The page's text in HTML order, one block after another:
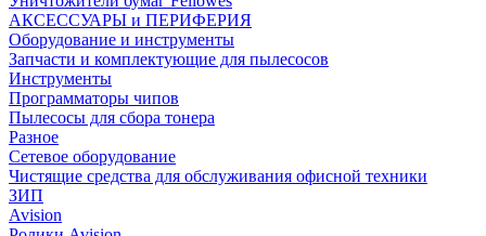
АКСЕССУАРЫ и ПЕРИФЕРИЯ
Оборудование и инструменты
Запчасти и комплектующие для пылесосов
Инструменты
Программаторы чипов
Пылесосы для сбора тонера
Разное
Сетевое оборудование
Чистящие средства для обслуживания офисной техники
ЗИП
Avision